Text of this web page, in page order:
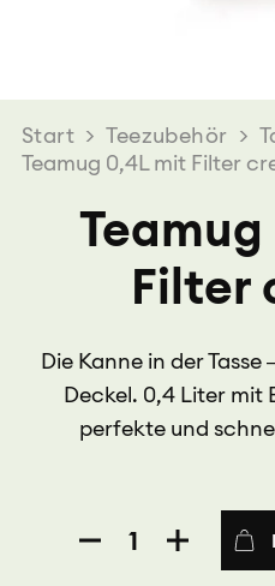
Start > Teezubehör >
Teamug 0,4L mit Filter
Filter
Die Kanne in der Tasse
Deckel. 0,4 Liter mit
perfekte und
Teamug
0,4L